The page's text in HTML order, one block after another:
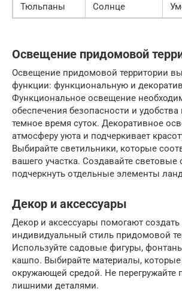
Тюльпаны
Солнце
Освещение придомовой
Освещение придомовой территории
функции: функциональную и
Функциональное освещение
обеспечения безопасности и
темное время суток. Декоративное
атмосферу уюта и подчеркивает
Выбирайте светильники, которые
вашего участка. Создавайте световые
подчеркнуть отдельные элементы
Декор и аксессуары
Декор и аксессуары помогают создать
индивидуальный стиль придомовой
Используйте садовые фигуры,
кашпо. Выбирайте материалы, которые
окружающей средой. Не перегружайте
лишними деталями.